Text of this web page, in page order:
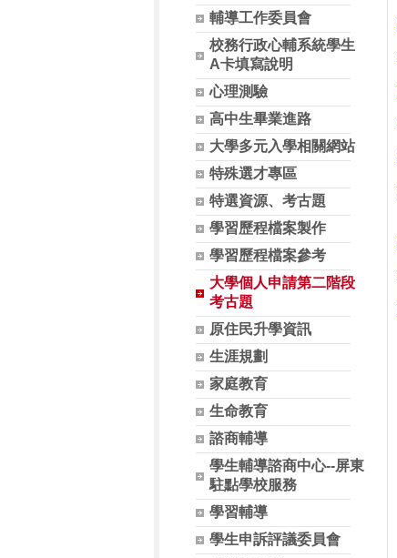
輔導工作委員會
校務行政心輔系統學生
A卡填寫說明
心理測驗
高中生畢業進路
大學多元入學相關網站
特殊選才專區
特選資源、考古題
學習歷程檔案製作
學習歷程檔案參考
大學個人申請第二階段
考古題
原住民升學資訊
生涯規劃
家庭教育
生命教育
諮商輔導
學生輔導諮商中心--屏東
駐點學校服務
學習輔導
學生申訴評議委員會